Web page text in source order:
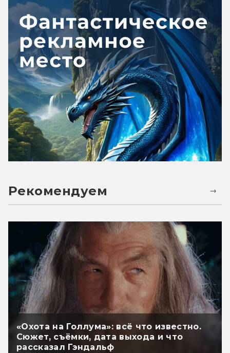
Рекомендуем
«Охота на Голлума»: всё что известно.
Сюжет, съёмки, дата выхода и что
рассказал Гэндальф